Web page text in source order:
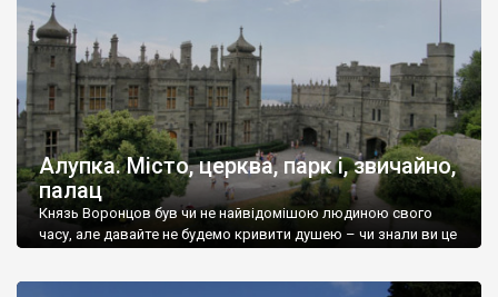
Алупка. Місто, церква, парк і, звичайно,
палац
Князь Воронцов був чи не найвідомішою людиною свого
часу, але давайте не будемо кривити душею – чи знали ви це